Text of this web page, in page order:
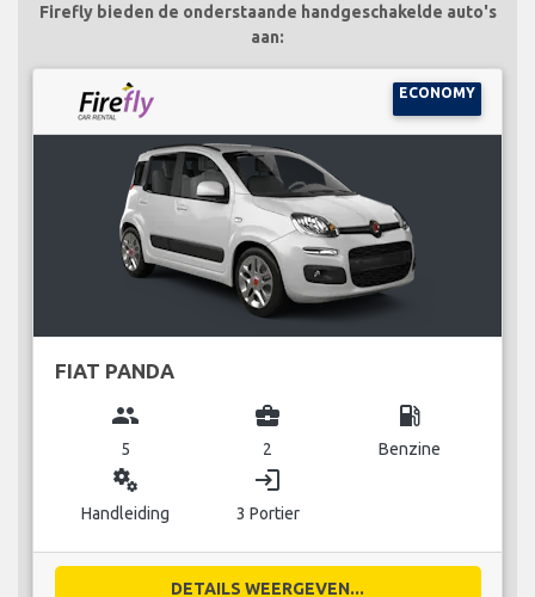
Firefly bieden de onderstaande handgeschakelde auto's
aan:
ECONOMY
FIAT PANDA
group
5
business_center
2
local_gas_station
Benzine
miscellaneous_services
Handleiding
login
3 Portier
DETAILS WEERGEVEN...